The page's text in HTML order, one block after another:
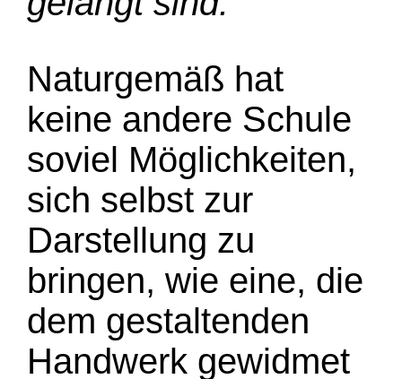
Naturgemäß hat
keine andere Schule
soviel Möglichkeiten,
sich selbst zur
Darstellung zu
bringen, wie eine, die
dem gestaltenden
Handwerk gewidmet